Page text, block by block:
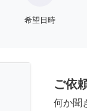
希望日時
ご依
何か聞